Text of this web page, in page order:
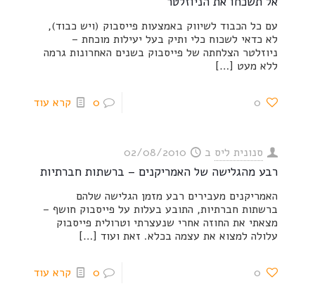
עם כל הכבוד לשיווק באמצעות פייסבוק (ויש כבוד),
לא כדאי לשכוח כלי ותיק בעל יעילות מוכחת –
ניוזלטר הצלחתה של פייסבוק בשנים האחרונות גרמה
ללא מעט […]
0
0 קרא עוד
סנונית ליס ב 02/08/2010
רבע מהגלישה של האמריקנים – ברשתות חברתיות
האמריקנים מעבירים רבע מזמן הגלישה שלהם
ברשתות חברתיות, התובע בעלות על פייסבוק חושף –
מצאתי את החוזה אחרי שנעצרתי וטרולית פייסבוק
עלולה למצוא את עצמה בכלא. זאת ועוד […]
0
0 קרא עוד